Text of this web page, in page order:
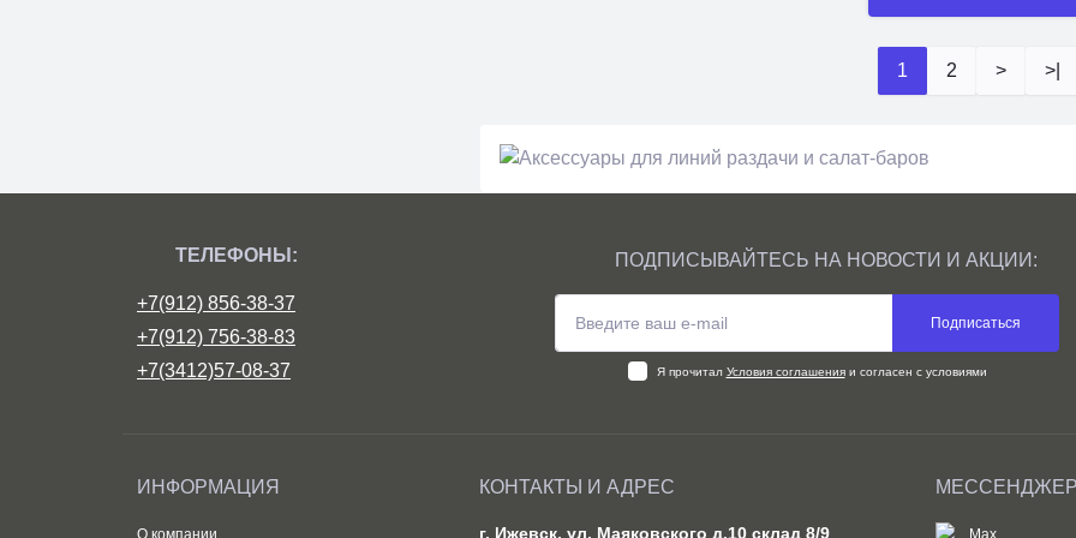
1 2 > >|
ТЕЛЕФОНЫ:
+7(912) 856-38-37
+7(912) 756-38-83
+7(3412)57-08-37
ПОДПИСЫВАЙТЕСЬ НА НОВОСТИ И АКЦИИ:
Подписаться
Я прочитал Условия соглашенияи согласен с условиями
ИНФОРМАЦИЯ КОНТАКТЫ И АДРЕС
г. Ижевск, ул. Маяковского д.10 склад 8/9